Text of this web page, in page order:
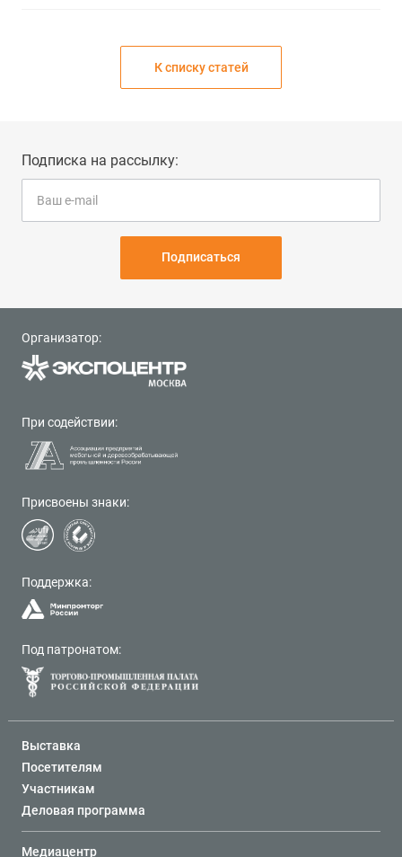
К списку статей
Подписка на рассылку:
Подписаться
Организатор:
При содействии:
Присвоены знаки:
Поддержка:
Под патронатом:
Выставка
Посетителям
Участникам
Деловая программа
Медиацентр